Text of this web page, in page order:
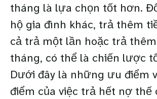
tháng là lựa chọn tốt hơn.
hộ gia đình khác, trả thêm
cả trả một lần hoặc trả
tháng, có thể là chiến lược
Dưới đây là những ưu điểm
điểm của việc trả hết nợ